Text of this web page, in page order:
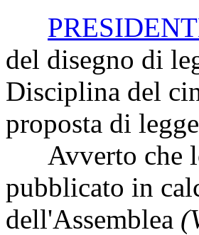
del disegno di
Disciplina del
proposta di
Avverto che
pubblicato in
dell'Assemblea